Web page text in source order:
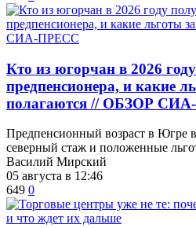
Кто из югорчан в 2026
предпенсионера, и какие
полагаются // ОБЗОР
Предпенсионный возраст в Югре
северный стаж и положенные
Василий Мирский
05 августа в 12:46
649 0